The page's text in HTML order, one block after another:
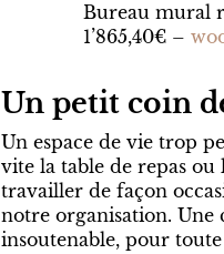
Bureau mural
1’865,40€ –
Un petit coin
Un espace de vie trop
vite la table de repas ou
travailler de façon
notre organisation. Une
insoutenable, pour